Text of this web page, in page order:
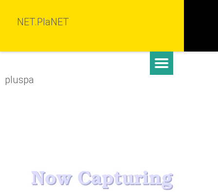
NET.PlaNET
pluspa